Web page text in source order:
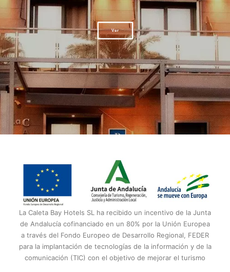
Ver
La Caleta Bay Hotels SL ha recibido un incentivo de la Junta
de Andalucía cofinanciado en un 80% por la Unión Europea
a través del Fondo Europeo de Desarrollo Regional, FEDER
para la implantación de tecnologías de la información y de la
comunicación (TIC) con el objetivo de mejorar el turismo